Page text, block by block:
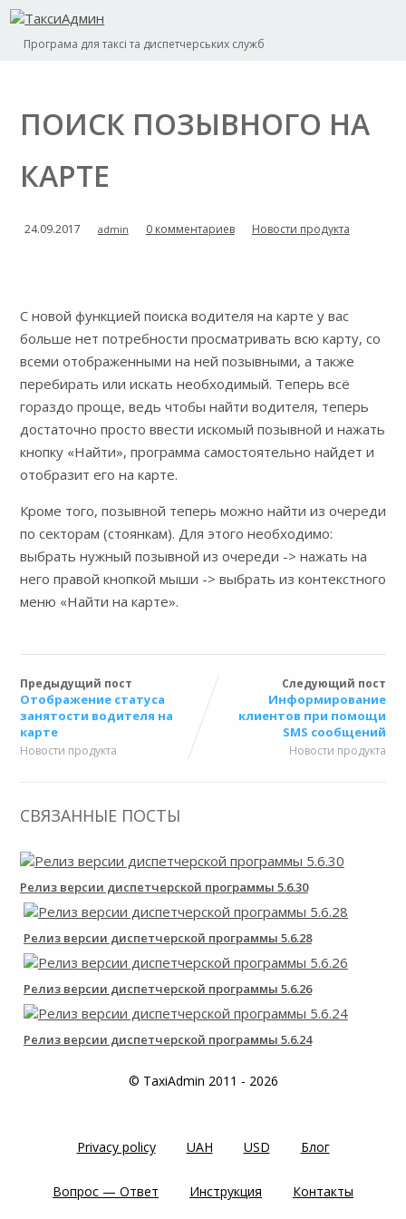
Програма для таксі та диспетчерських служб
ПОИСК ПОЗЫВНОГО НА
КАРТЕ
24.09.2017 admin 0 комментариев Новости продукта
С новой функцией поиска водителя на карте у вас
больше нет потребности просматривать всю карту, со
всеми отображенными на ней позывными, а также
перебирать или искать необходимый. Теперь всё
гораздо проще, ведь чтобы найти водителя, теперь
достаточно просто ввести искомый позывной и нажать
кнопку «Найти», программа самостоятельно найдет и
отобразит его на карте.
Кроме того, позывной теперь можно найти из очереди
по секторам (стоянкам). Для этого необходимо:
выбрать нужный позывной из очереди -> нажать на
него правой кнопкой мыши -> выбрать из контекстного
меню «Найти на карте».
Предыдущий пост
Отображение статуса
занятости водителя на
карте
Новости продукта
Следующий пост
Информирование
клиентов при помощи
SMS сообщений
Новости продукта
СВЯЗАННЫЕ ПОСТЫ
Релиз версии диспетчерской программы 5.6.30
Релиз версии диспетчерской программы 5.6.28
Релиз версии диспетчерской программы 5.6.26
Релиз версии диспетчерской программы 5.6.24
© TaxiAdmin 2011 - 2026
Privacy policy UAH USD Блог
Вопрос — Ответ Инструкция Контакты